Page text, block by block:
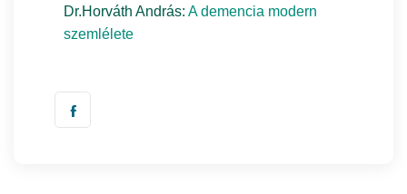
Dr.Horváth András: A demencia modern
szemlélete